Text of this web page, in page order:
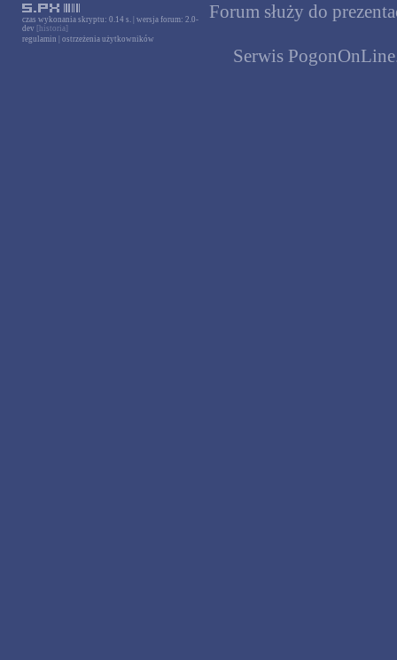
czas wykonania skryptu: 0.14 s. | wersja forum: 2.0-
dev [historia]
regulamin
ostrzeżenia użytkowników
Forum służy do
Serwis